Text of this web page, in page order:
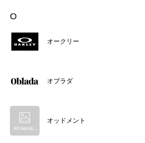
O
オークリー
オブラダ
オッドメント